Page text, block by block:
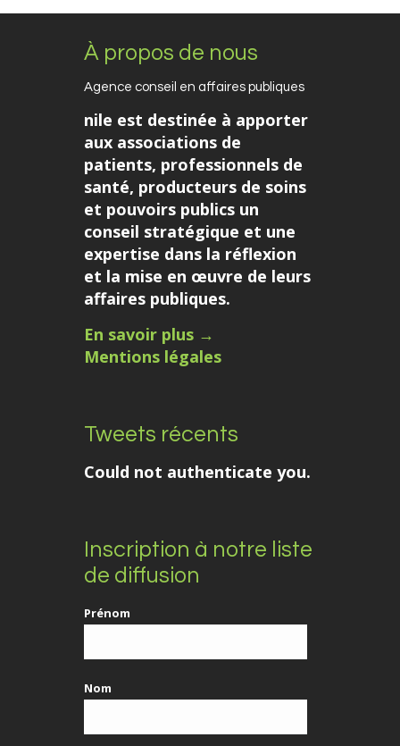
À propos de nous
Agence conseil en affaires publiques
nile est destinée à apporter
aux associations de
patients, professionnels de
santé, producteurs de soins
et pouvoirs publics un
conseil stratégique et une
expertise dans la réflexion
et la mise en œuvre de leurs
affaires publiques.
En savoir plus →
Mentions légales
Tweets récents
Could not authenticate you.
Inscription à notre liste
de diffusion
Prénom
Nom